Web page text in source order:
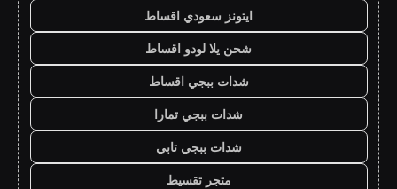
ايتونز سعودي اقساط
شحن يلا لودو اقساط
شدات ببجي اقساط
شدات ببجي تمارا
شدات ببجي تابي
متجر تقسيط